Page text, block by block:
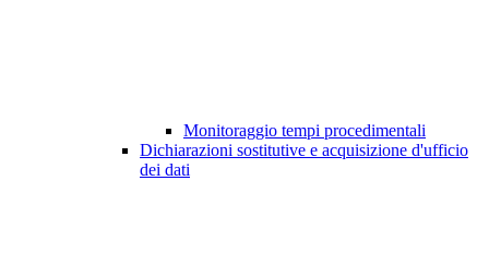
Monitoraggio tempi procedimentali
Dichiarazioni sostitutive e acquisizione d'ufficio
dei dati